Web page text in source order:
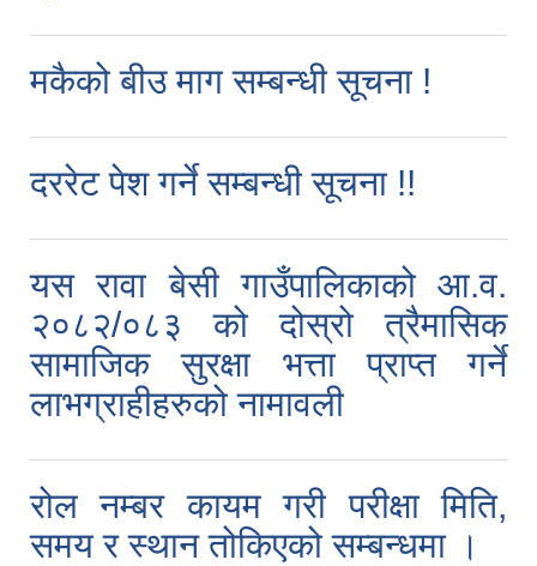
मकैको बीउ माग सम्बन्धी सूचना !
दररेट पेश गर्ने सम्बन्धी सूचना !!
यस रावा बेसी गाउँपालिकाको आ.व.
२०८२/०८३ को दोस्रो त्रैमासिक
सामाजिक सुरक्षा भत्ता प्राप्त गर्ने
लाभग्राहीहरुको नामावली
रोल नम्बर कायम गरी परीक्षा मिति,
समय र स्थान तोकिएको सम्बन्धमा ।